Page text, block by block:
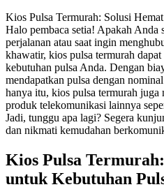
Kios Pulsa Termurah: Solusi
Halo pembaca setia! Apakah Anda
perjalanan atau saat ingin
khawatir, kios pulsa termurah
kebutuhan pulsa Anda. Dengan
mendapatkan pulsa dengan
hanya itu, kios pulsa termurah juga
produk telekomunikasi lainnya
Jadi, tunggu apa lagi? Segera
dan nikmati kemudahan
Kios Pulsa
untuk Kebutuhan